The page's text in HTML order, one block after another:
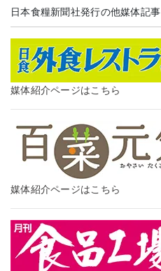
日本食糧新聞社発行の他媒体記事
媒体紹介ページはこちら
媒体紹介ページはこちら